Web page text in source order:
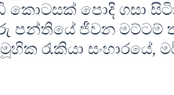
කොටසක් පොදි ගසා
පන්තියේ ජීවන මට්ටම්
රැකියා